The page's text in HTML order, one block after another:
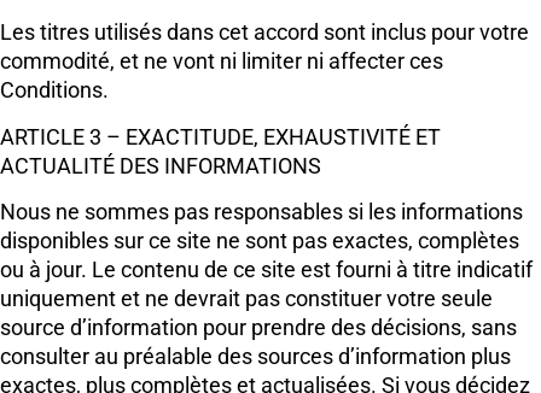
Les titres utilisés dans cet accord sont inclus pour votre
commodité, et ne vont ni limiter ni affecter ces
Conditions.
ARTICLE 3 – EXACTITUDE, EXHAUSTIVITÉ ET
ACTUALITÉ DES INFORMATIONS
Nous ne sommes pas responsables si les informations
disponibles sur ce site ne sont pas exactes, complètes
ou à jour. Le contenu de ce site est fourni à titre indicatif
uniquement et ne devrait pas constituer votre seule
source d’information pour prendre des décisions, sans
consulter au préalable des sources d’information plus
exactes, plus complètes et actualisées. Si vous décidez